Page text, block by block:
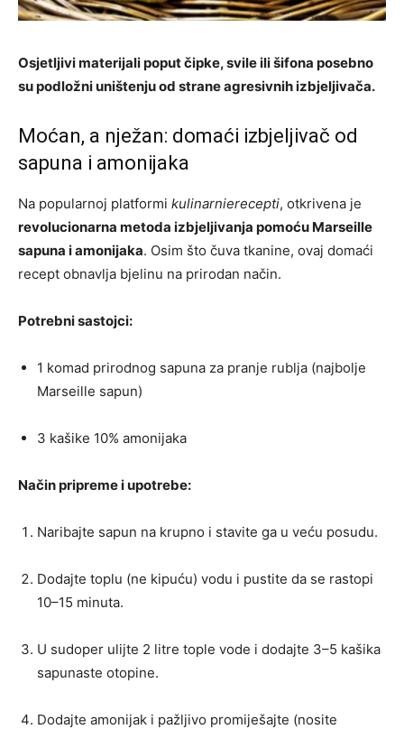
Osjetljivi materijali poput čipke, svile ili šifona posebno
su podložni uništenju od strane agresivnih izbjeljivača.
Moćan, a nježan: domaći izbjeljivač od
sapuna i amonijaka
Na popularnoj platformi kulinarnierecepti, otkrivena je
revolucionarna metoda izbjeljivanja pomoću Marseille
sapuna i amonijaka. Osim što čuva tkanine, ovaj domaći
recept obnavlja bjelinu na prirodan način.
Potrebni sastojci:
1 komad prirodnog sapuna za pranje rublja (najbolje
Marseille sapun)
3 kašike 10% amonijaka
Način pripreme i upotrebe:
Naribajte sapun na krupno i stavite ga u veću posudu.
Dodajte toplu (ne kipuću) vodu i pustite da se rastopi
10–15 minuta.
U sudoper ulijte 2 litre tople vode i dodajte 3–5 kašika
sapunaste otopine.
Dodajte amonijak i pažljivo promiješajte (nosite